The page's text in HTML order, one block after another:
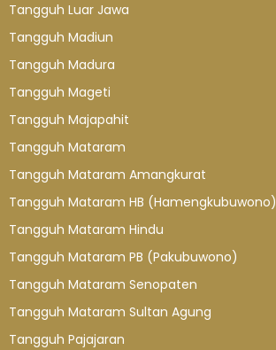
Tangguh Luar Jawa
Tangguh Madiun
Tangguh Madura
Tangguh Mageti
Tangguh Majapahit
Tangguh Mataram
Tangguh Mataram Amangkurat
Tangguh Mataram HB (Hamengkubuwono)
Tangguh Mataram Hindu
Tangguh Mataram PB (Pakubuwono)
Tangguh Mataram Senopaten
Tangguh Mataram Sultan Agung
Tangguh Pajajaran